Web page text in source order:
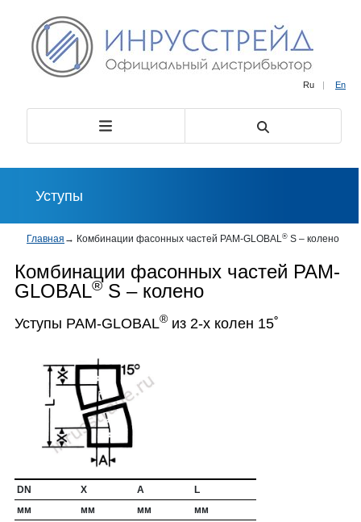
Ru | En
Уступы
Главная → Комбинации фасонных частей PAM-GLOBAL® S – колено
Комбинации фасонных частей PAM-
GLOBAL® S – колено
Уступы PAM-GLOBAL® из 2-х колен 15˚
DN X A
L
мм
мм мм
мм